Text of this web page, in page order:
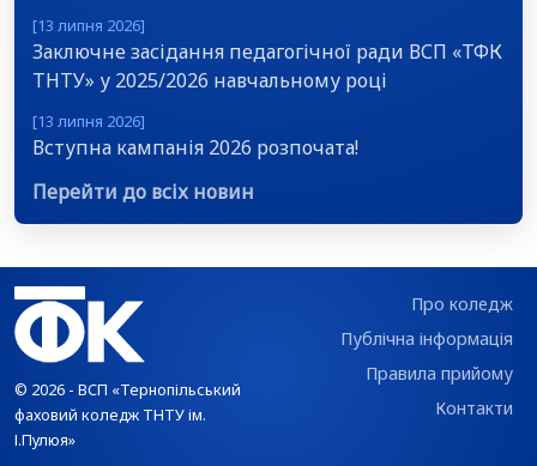
[13 липня 2026]
Заключне засідання педагогічної ради ВСП «ТФК
ТНТУ» у 2025/2026 навчальному році
[13 липня 2026]
Вступна кампанія 2026 розпочата!
Перейти до всіх новин
© 2026 - ВСП «Тернопільський
фаховий коледж ТНТУ ім.
І.Пулюя»
Про коледж
Публічна інформація
Правила прийому
Контакти